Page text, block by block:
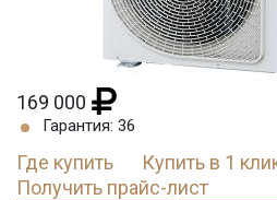
169 000
Гарантия: 36
Где купить
Купить в 1
Получить прайс-лист